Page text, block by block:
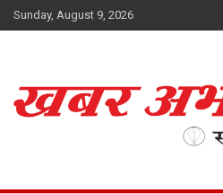
Skip
to
Sunday, August 9, 2026